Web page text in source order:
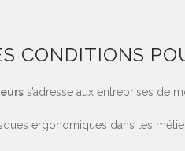
CONDITIONS
s’adresse aux entreprises de
ergonomiques dans les